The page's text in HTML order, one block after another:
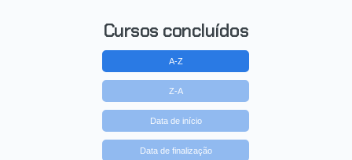
Cursos concluídos
A-Z
Z-A
Data de início
Data de finalização